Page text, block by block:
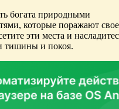
богата природными
которые поражают
эти места и
тишины и покоя.